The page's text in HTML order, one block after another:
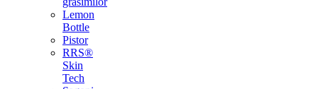
Lemon
Bottle
Pistor
RRS®
Skin
Tech